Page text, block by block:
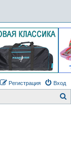
Вход
Регистрация